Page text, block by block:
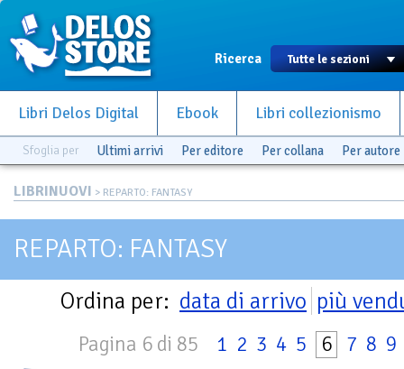
Ricerca
Libri Delos Digital Ebook Libri collezionismo
Sfoglia per Ultimi arrivi Per editore Per collana Per autore
LIBRINUOVI > REPARTO: FANTASY
REPARTO: FANTASY
Ordina per: data di arrivo più
Pagina 6 di 85 1 2 3 4 5 6 7 8 9